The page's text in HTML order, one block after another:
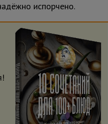
испорчено.